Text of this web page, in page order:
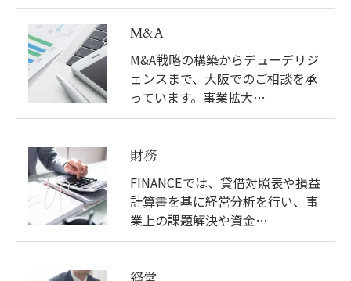
M&A
M&A戦略の構築からデューデリジ
ェンスまで、大阪でのご相談を承
っています。事業拡大…
財務
FINANCEでは、貸借対照表や損益
計算書を基に経営分析を行い、事
業上の課題解決や資金…